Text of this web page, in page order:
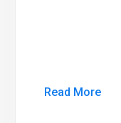
Read More